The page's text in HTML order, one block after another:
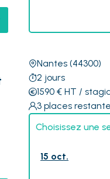
Nantes (44300)
2 jours
1590€ HT /
3 places
Choisissez une
15 oct.